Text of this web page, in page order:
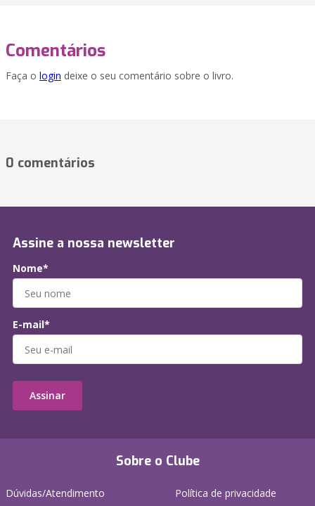
Comentários
Faça o login deixe o seu comentário sobre o livro.
0 comentários
Sobre o Clube
Dúvidas/Atendimento
Política de privacidade
Assine a nossa newsletter
Nome*
E-mail*
Assinar